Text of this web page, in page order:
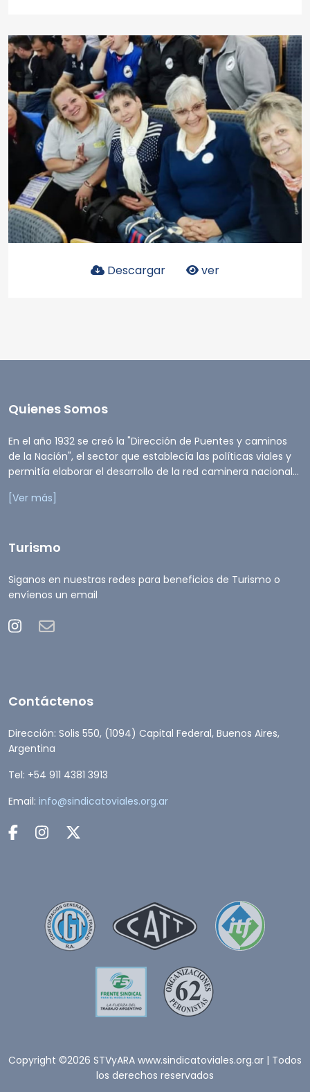
Descargar ver
Quienes Somos
En el año 1932 se creó la "Dirección de Puentes y caminos
de la Nación", el sector que establecía las políticas viales y
permitía elaborar el desarrollo de la red caminera nacional...
[Ver más]
Turismo
Siganos en nuestras redes para beneficios de Turismo o
envíenos un email
Contáctenos
Dirección: Solis 550, (1094) Capital Federal, Buenos Aires,
Argentina
Tel: +54 911 4381 3913
Email: info@sindicatoviales.org.ar
Copyright ©2026 STVyARA www.sindicatoviales.org.ar | Todos
los derechos reservados